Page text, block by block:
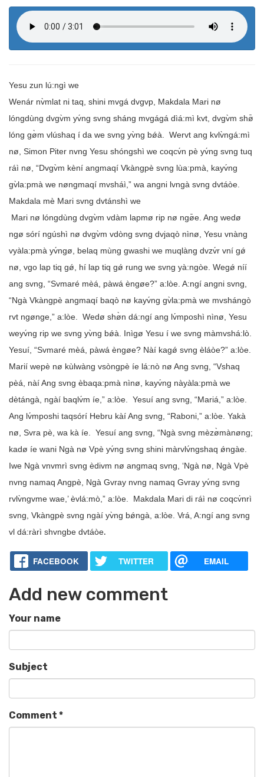
Yesu zun lú:ngì we
Wenár nv̀mlat ni taq, shini mvgá dvgvp, Makdala Mari nø
lóngdùng dvgv̀m yv́ng svng sháng mvgágá dìá:mì kvt, dvgv̀m shø̄
lóng gø̀m vlúshaq í da we svng yv̀ng bǿà. Wervt ang kvlv̀ngá:mì
nø, Simon Piter nvng Yesu shóngshì we coqcv́n pè yv́ng svng tuq
ráì nø, “Dvgv̀m kèní angmaqí Vkàngpè svng lùa:pmà, kayv́ng
gv̀la:pmà we nøngmaqí mvsháì,” wa angni lvngà svng dvtáòe.
Makdala mè Mari svng dvtánshì we
Mari nø lóngdùng dvgv̀m vdàm lapmø rip nø ngø̄e. Ang wedø
ngø sórí ngúshì nø dvgv̀m vdòng svng dvjaqò nìnø, Yesu vnàng
vyàla:pmà yv́ngø, belaq mùng gwashi we muqlàng dvzv́r vní gǿ
nø, vgo lap tiq gǿ, hí lap tiq gǿ rung we svng yà:ngòe. Wegǿ níí
ang svng, “Svmaré mèá, pàwá èngøe?” a:lòe. A:ngí angni svng,
“Ngà Vkàngpè angmaqí baqò nø kayv́ng gv̀la:pmà we mvshángò
rvt ngønge,” a:lòe. Wedø shø̀n dá:ngí ang lv́mposhì nìnø, Yesu
weyv́ng rip we svng yv̀ng bǿà. Inìgø Yesu í we svng màmvshá:lò.
Yesuí, “Svmaré mèá, pàwá èngøe? Nàí kagǿ svng èláòe?” a:lòe.
Marií wepè nø kùlwàng vsòngpè íe lá:nò nø Ang svng, “Vshaq
pèá, nàí Ang svng èbaqa:pmà nìnø, kayv́ng nàyàla:pmà we
dètángà, ngàí baqlv́m íe,” a:lòe. Yesuí ang svng, “Mariá,” a:lòe.
Ang lv́mposhi taqsórí Hebru kàí Ang svng, “Raboni,” a:lòe. Yakà
nø, Svra pè, wa kà íe. Yesuí ang svng, “Ngà svng mèzø̀mànøng;
kadø íe wani Ngà nø Vpè yv́ng svng shini màrvlv́ngshaq ǿngàe.
Iwe Ngà vnvmrì svng èdivm nø angmaq svng, ‘Ngà nø, Ngà Vpè
nvng namaq Angpè, Ngà Gvray nvng namaq Gvray yv́ng svng
rvlv̀ngvme wae,’ èvlá:mò,” a:lòe. Makdala Mari di ráì nø coqcv́nrì
svng, Vkàngpè svng ngàí yv̀ng bǿngà, a:lòe. Vrá, A:ngí ang svng
vl dá:ràrì shvngbe dvtáòe.
FACEBOOK TWITTER EMAIL
Add new comment
Your name
Subject
Comment *